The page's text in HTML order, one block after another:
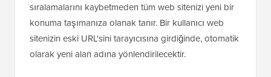
sıralamalarını kaybetmeden tüm web sitenizi yeni bir
konuma taşımanıza olanak tanır. Bir kullanıcı web
sitenizin eski URL'sini tarayıcısına girdiğinde, otomatik
olarak yeni alan adına yönlendirilecektir.